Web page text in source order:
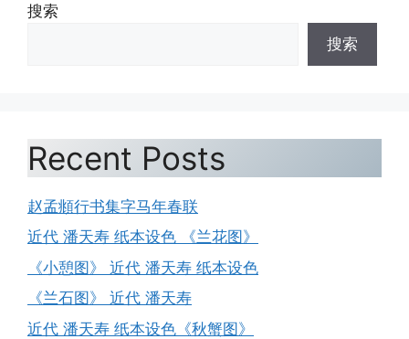
搜索
搜索
Recent Posts
赵孟頫行书集字马年春联
近代 潘天寿 纸本设色 《兰花图》
《小憩图》 近代 潘天寿 纸本设色
《兰石图》 近代 潘天寿
近代 潘天寿 纸本设色《秋蟹图》